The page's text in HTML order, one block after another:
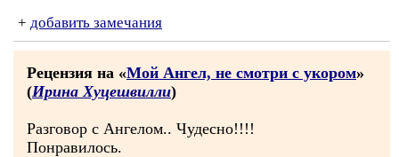
+ добавить замечания
Рецензия на «Мой Ангел, не смотри с укором»
(Ирина Хуцешвилли)
Разговор с Ангелом.. Чудесно!!!!
Понравилось.